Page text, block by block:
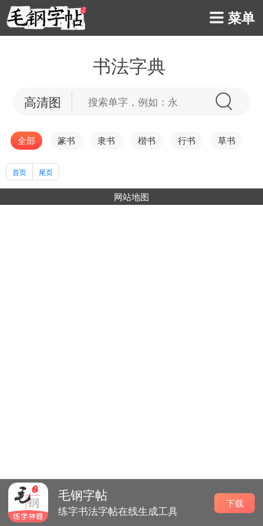
菜单
书法字典
高清图
全部 篆书 隶书 楷书 行书 草书
首页 尾页
网站地图
毛钢字帖
练字书法字帖在线生成工具
下载